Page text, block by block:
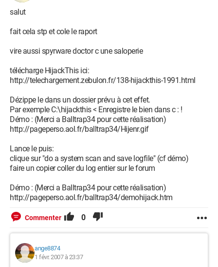
salut
fait cela stp et cole le raport
vire aussi spyrware doctor c une saloperie
télécharge HijackThis ici:
http://telechargement.zebulon.fr/138-hijackthis-1991.html
Dézippe le dans un dossier prévu à cet effet.
Par exemple C:\hijackthis < Enregistre le bien dans c : !
Démo : (Merci a Balltrap34 pour cette réalisation)
http://pageperso.aol.fr/balltrap34/Hijenr.gif
Lance le puis:
clique sur "do a system scan and save logfile" (cf démo)
faire un copier coller du log entier sur le forum
Démo : (Merci a Balltrap34 pour cette réalisation)
http://pageperso.aol.fr/balltrap34/demohijack.htm
Commenter 0
ange8874
1 févr. 2007 à 23:37